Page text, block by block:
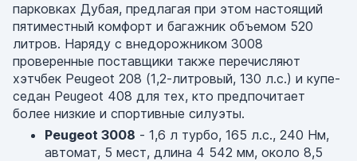
парковках Дубая, предлагая при этом настоящий
пятиместный комфорт и багажник объемом 520
литров. Наряду с внедорожником 3008
проверенные поставщики также перечисляют
хэтчбек Peugeot 208 (1,2-литровый, 130 л.с.) и купе-
седан Peugeot 408 для тех, кто предпочитает
более низкие и спортивные силуэты.
Peugeot 3008 - 1,6 л турбо, 165 л.с., 240 Нм,
автомат, 5 мест, длина 4 542 мм, около 8,5